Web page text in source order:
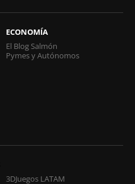
ECONOMÍA
El Blog Salmón
Pymes y Autónomos
3DJuegos LATAM